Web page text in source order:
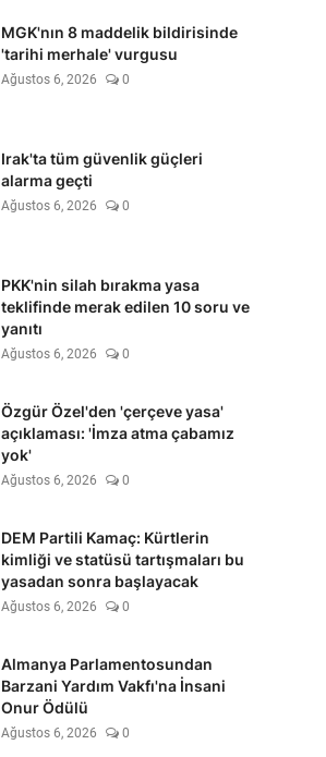
MGK'nın 8 maddelik bildirisinde
'tarihi merhale' vurgusu
Ağustos 6, 2026 0
Irak'ta tüm güvenlik güçleri
alarma geçti
Ağustos 6, 2026 0
PKK'nin silah bırakma yasa
teklifinde merak edilen 10 soru ve
yanıtı
Ağustos 6, 2026 0
Özgür Özel'den 'çerçeve yasa'
açıklaması: 'İmza atma çabamız
yok'
Ağustos 6, 2026 0
DEM Partili Kamaç: Kürtlerin
kimliği ve statüsü tartışmaları bu
yasadan sonra başlayacak
Ağustos 6, 2026 0
Almanya Parlamentosundan
Barzani Yardım Vakfı'na İnsani
Onur Ödülü
Ağustos 6, 2026 0